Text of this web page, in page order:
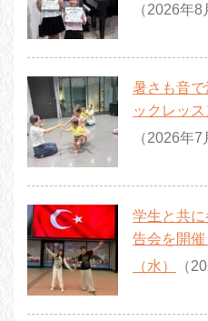
（2026年8
暑さも音で
ックレッ
（2026年7
学生と共
告会を開
（水）
（